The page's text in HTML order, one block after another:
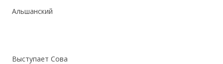
Альшанский
Выступает Сова